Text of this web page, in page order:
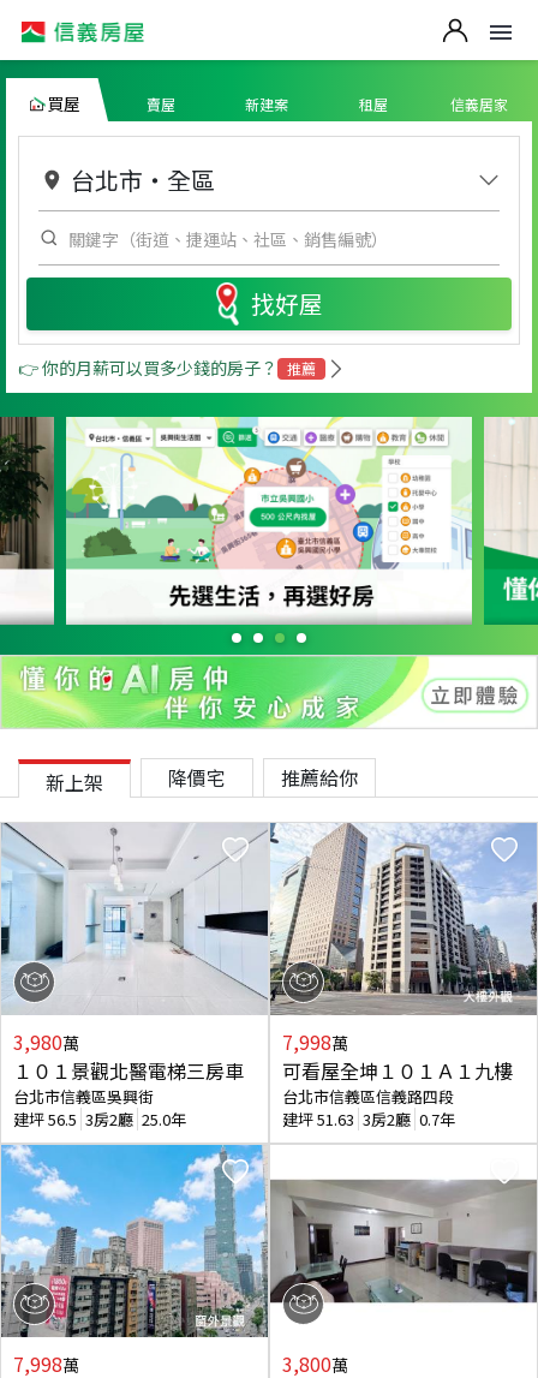
買屋 賣屋 新建案 租屋 信義居家
台北市 ・ 全區
找好屋
👉 你的月薪可以買多少錢的房子？ 推薦
新上架 降價宅 推薦給你
3,980萬
１０１景觀北醫電梯三房車
台北市信義區吳興街
建坪56.5 3房2廳 25.0年
7,998萬
7,998萬
可看屋全坤１０１Ａ１九樓
台北市信義區信義路四段
建坪51.63 3房2廳 0.7年
3,800萬